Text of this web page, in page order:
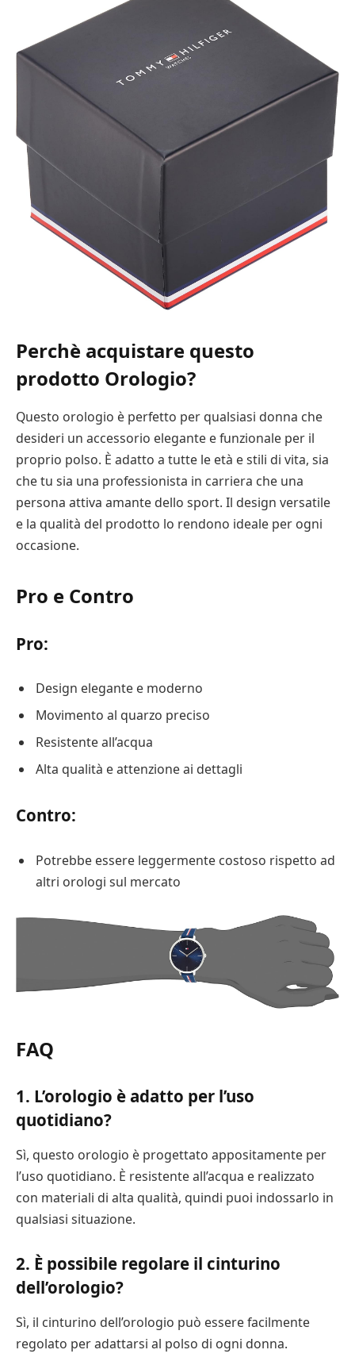
Perchè acquistare questo
prodotto Orologio?
Questo orologio è perfetto per qualsiasi donna che
desideri un accessorio elegante e funzionale per il
proprio polso. È adatto a tutte le età e stili di vita, sia
che tu sia una professionista in carriera che una
persona attiva amante dello sport. Il design versatile
e la qualità del prodotto lo rendono ideale per ogni
occasione.
Pro e Contro
Pro:
Design elegante e moderno
Movimento al quarzo preciso
Resistente all’acqua
Alta qualità e attenzione ai dettagli
Contro:
Potrebbe essere leggermente costoso rispetto ad
altri orologi sul mercato
FAQ
1. L’orologio è adatto per l’uso
quotidiano?
Sì, questo orologio è progettato appositamente per
l’uso quotidiano. È resistente all’acqua e realizzato
con materiali di alta qualità, quindi puoi indossarlo in
qualsiasi situazione.
2. È possibile regolare il cinturino
dell’orologio?
Sì, il cinturino dell’orologio può essere facilmente
regolato per adattarsi al polso di ogni donna.